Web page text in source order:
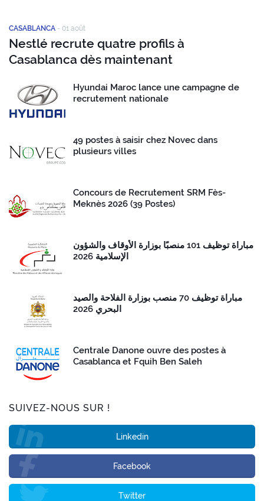
CASABLANCA - 01 août
Nestlé recrute quatre profils à
Casablanca dès maintenant
Hyundai Maroc lance une campagne de
recrutement nationale
49 postes à saisir chez Novec dans
plusieurs villes
Concours de Recrutement SRM Fès-
Meknès 2026 (39 Postes)
مباراة توظيف 101 منصبًا بوزارة الأوقاف والشؤون
الإسلامية 2026
مباراة توظيف 70 منصب بوزارة الفلاحة والصيد
البحري 2026
Centrale Danone ouvre des postes à
Casablanca et Fquih Ben Saleh
SUIVEZ-NOUS SUR !
Linkedin
Facebook
Twitter